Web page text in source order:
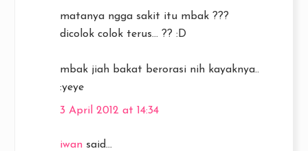
matanya ngga sakit itu mbak ???
dicolok colok terus... ?? :D
mbak jiah bakat berorasi nih kayaknya..
:yeye
3 April 2012 at 14:34
iwan said...